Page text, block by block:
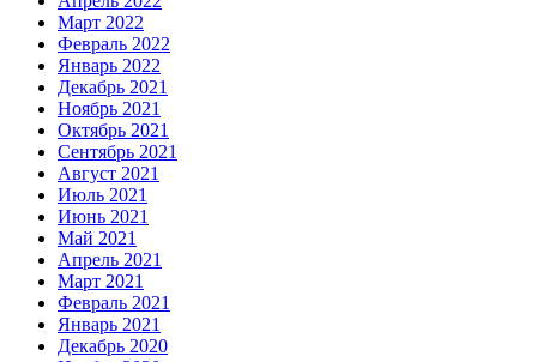
Март 2022
Февраль 2022
Январь 2022
Декабрь 2021
Ноябрь 2021
Октябрь 2021
Сентябрь 2021
Август 2021
Июль 2021
Июнь 2021
Май 2021
Апрель 2021
Март 2021
Февраль 2021
Январь 2021
Декабрь 2020